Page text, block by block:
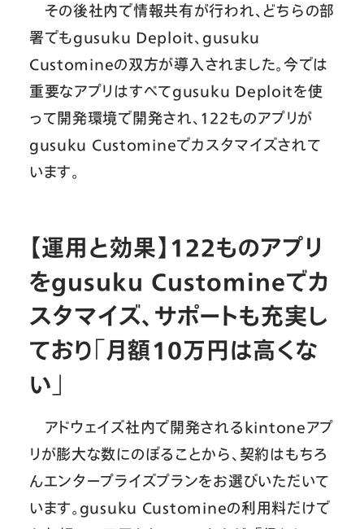
その後社内で情報共有が行われ、どちらの部
署でもgusuku Deploit、gusuku
Customineの双方が導入されました。今では
重要なアプリはすべてgusuku Deploitを使
って開発環境で開発され、122ものアプリが
gusuku Customineでカスタマイズされて
います。
【運用と効果】122ものアプリ
をgusuku Customineでカ
スタマイズ、サポートも充実し
ており「月額10万円は高くな
い」
アドウェイズ社内で開発されるkintoneアプ
リが膨大な数にのぼることから、契約はもちろ
んエンタープライズプランをお選びいただいて
います。gusuku Customineの利用料だけで